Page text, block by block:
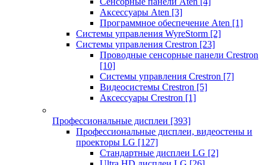
Аксессуары Aten [3]
Программное обеспечение Aten [1]
Системы управления WyreStorm [2]
Системы управления Crestron [23]
Проводные сенсорные панели Crestron
[10]
Системы управления Crestron [7]
Видеосистемы Crestron [5]
Аксессуары Crestron [1]
Профессиональные дисплеи [393]
Профессиональные дисплеи, видеостены и
проекторы LG [127]
Стандартные дисплеи LG [2]